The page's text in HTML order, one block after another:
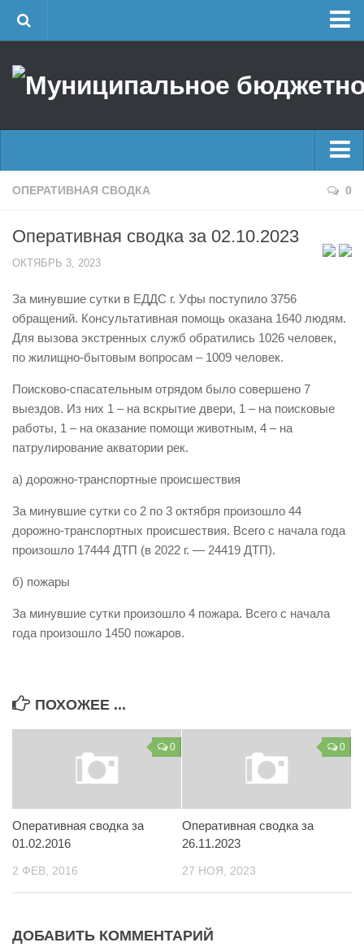
Об учреждении
Районные УГЗ
Поисково-спасательный отряд г. Уфы
Центр размещения пострадавших
Отчеты о реализации муниципальных программ
Документы
История
Виды деятельности
Обслуживание опасных производственных объектов
Уголок гражданской обороны
Пресс-центр
Конкурсы
Главные новости
Оперативная сводка
Половодье
ОПЕРАТИВНАЯ СВОДКА 0
Оперативная сводка за 02.10.2023
ОКТЯБРЬ 3, 2023
За минувшие сутки в ЕДДС г. Уфы поступило 3756
обращений. Консультативная помощь оказана 1640 людям.
Для вызова экстренных служб обратились 1026 человек,
по жилищно-бытовым вопросам – 1009 человек.
Поисково-спасательным отрядом было совершено 7
выездов. Из них 1 – на вскрытие двери, 1 – на поисковые
работы, 1 – на оказание помощи животным, 4 – на
патрулирование акватории рек.
а) дорожно-транспортные происшествия
За минувшие сутки со 2 по 3 октября произошло 44
дорожно-транспортных происшествия. Всего с начала года
произошло 17444 ДТП (в 2022 г. — 24419 ДТП).
б) пожары
За минувшие сутки произошло 4 пожара. Всего с начала
года произошло 1450 пожаров.
ПОХОЖЕЕ ...
0
Оперативная сводка за
01.02.2016
2 ФЕВ, 2016
0
Оперативная сводка за
26.11.2023
27 НОЯ, 2023
ДОБАВИТЬ КОММЕНТАРИЙ